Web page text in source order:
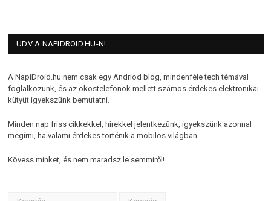
ÜDV A NAPIDROID.HU-N!
A NapiDroid.hu nem csak egy Andriod blog, mindenféle tech témával
foglalkozunk, és az okostelefonok mellett számos érdekes elektronikai
kütyüt igyekszünk bemutatni.
Minden nap friss cikkekkel, hírekkel jelentkezünk, igyekszünk azonnal
megírni, ha valami érdekes történik a mobilos világban.
Kövess minket, és nem maradsz le semmiről!